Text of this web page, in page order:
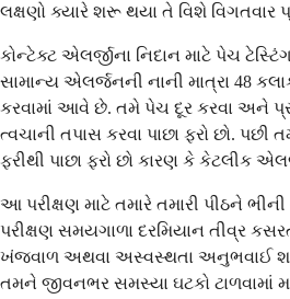
લક્ષણો ક્યારે શરૂ થયા તે વિશે વિગતવાર
કોન્ટેક્ટ એલર્જીના નિદાન માટે પેચ
સામાન્ય એલર્જનની નાની માત્રા 48
કરવામાં આવે છે. તમે પેચ દૂર કરવા અને
ત્વચાની તપાસ કરવા પાછા ફરો છો. પછી
ફરીથી પાછા ફરો છો કારણ કે કેટલીક
આ પરીક્ષણ માટે તમારે તમારી પીઠને
પરીક્ષણ સમયગાળા દરમિયાન તીવ્ર
ખંજવાળ અથવા અસ્વસ્થતા અનુભવાઈ શકે
તમને જીવનભર સમસ્યા ઘટકો ટાળવામાં